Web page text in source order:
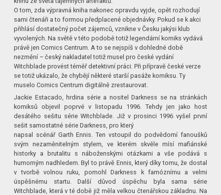
O tom, zda výpravná kniha nakonec opravdu vyjde, opět rozhodují
sami čtenáři a to formou předplacené objednávky. Pokud se k akci
přihlásí dostatečný počet zájemců, vznikne v Česku jakýsi klub
vyvolených. Na světě v této podobě totiž legendární komiks vydává
právě jen Comics Centrum. A to se nejspíš v dohledné době
nezmění – český nakladatel totiž musel pro české vydání
Witchblade provést téměř detektivní práci. Při přípravě české verze
se totiž ukázalo, že chybějí některé starší pasáže komiksu. Ty
muselo Comics Centrum digitálně zrestaurovat.
Jackie Estacado, hrdina série a nositel Darkness se na stránkách
komiksů objevil poprvé v listopadu 1996. Tehdy jen jako host
desátého sešitu série Witchblade. Již v prosinci 1996 vyšel první
sešit samostatné série Darkness, pro který
napsal scénář Garth Ennis. Ten vstoupil do podvědomí fanoušků
svým nezaměnitelným stylem, ve kterém skvěle mísí mafiánské
historky a brutalitu s náboženskými otázkami a vše podává s
humorným nadhledem. Byl to právě Ennis, který díky tomu, že dostal
v tvorbě volnou ruku, pomohl Darkness k famóznímu a velmi
úspěšnému startu. Další důvod úspěchu byla sama série
Witchblade, která v té době již měla velkou čtenářskou základnu. Na